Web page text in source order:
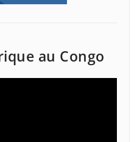
au Congo